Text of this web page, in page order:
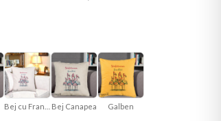
Bej Canapea Galben